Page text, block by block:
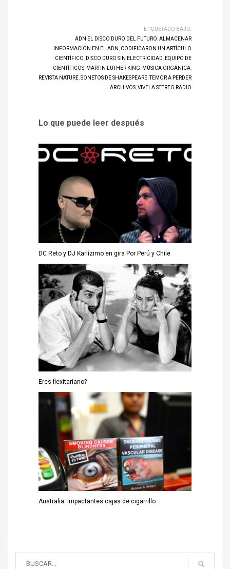
ETIQUETADO BAJO:
ADN EL DISCO DURO DEL FUTURO,ALMACENAR
INFORMACIÓN EN EL ADN , CODIFICARON UN ARTÍCULO
CIENTÍFICO, DISCO DURO SIN ELECTRICIDAD, EQUIPO DE
CIENTÍFICOS, MARTIN LUTHER KING, MÚSICA ORGÁNICA,
REVISTA NATURE,SONETOS DE SHAKESPEARE,TEMOR A PERDER
ARCHIVOS,VIVELA STEREO RADIO
Lo que puede leer después
DC Reto y DJ Karlízimo en gira Por Perú y Chile
Eres flexitariano?
Australia: Impactantes cajas de cigarrillo